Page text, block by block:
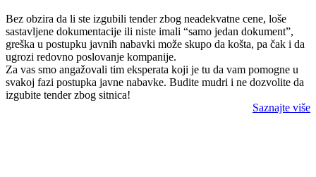
Bez obzira da li ste izgubili tender zbog neadekvatne cene, loše
sastavljene dokumentacije ili niste imali “samo jedan dokument”,
greška u postupku javnih nabavki može skupo da košta, pa čak i da
ugrozi redovno poslovanje kompanije.
Za vas smo angažovali tim eksperata koji je tu da vam pomogne u
svakoj fazi postupka javne nabavke. Budite mudri i ne dozvolite da
izgubite tender zbog sitnica!
Saznajte više